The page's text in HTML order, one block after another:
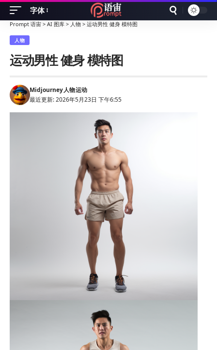
Font
Resizer
字体
Prompt 语宙 > AI 图库 > 人物 > 运动男性 健身 模特图
人物
运动男性 健身 模特图
最近更新: 2026年5月23日 下午6:55
Midjourney人物运动